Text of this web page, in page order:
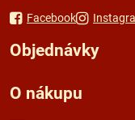
Facebook
Objednávky
O nákupu